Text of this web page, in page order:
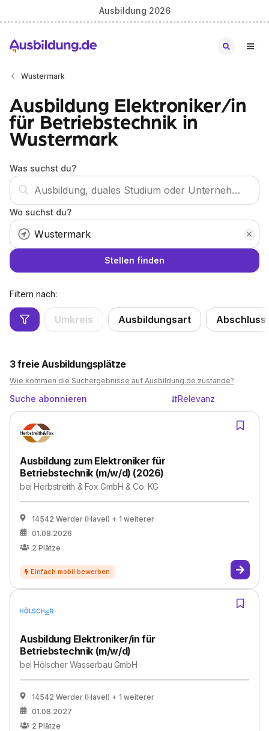
Ausbildung 2026
Wustermark
Ausbildung Elektroniker/in
für Betriebstechnik in
Wustermark
Was suchst du?
Wo suchst du?
Stellen finden
Filtern nach:
Umkreis Ausbildungsart Abschluss
3freie Ausbildungsplätze
Wie kommen die Suchergebnisse auf Ausbildung.de zustande?
Suche abonnieren Relevanz
Ausbildung zum Elektroniker für
Betriebstechnik (m/w/d) (2026)
beiHerbstreith & Fox GmbH & Co. KG
14542 Werder (Havel) + 1 weiterer
01.08.2026
2 Plätze
Ausbildung Elektroniker/in für
Betriebstechnik (m/w/d)
beiHölscher Wasserbau GmbH
14542 Werder (Havel) + 1 weiterer
01.08.2027
2 Plätze